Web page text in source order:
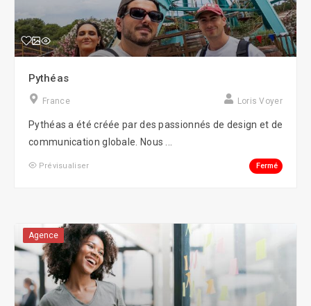
Pythéas
France Loris Voyer
Pythéas a été créée par des passionnés de design et de
communication globale. Nous ...
Prévisualiser Fermé
Agence